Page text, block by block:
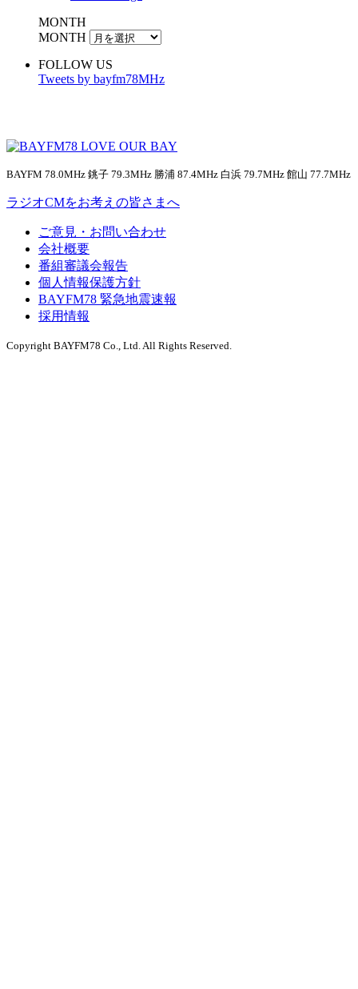
MONTH
MONTH
FOLLOW US
Tweets by bayfm78MHz
BAYFM 78.0MHz 銚子 79.3MHz 勝浦 87.4MHz 白浜 79.7MHz 館山 77.7MHz
ラジオCMをお考えの皆さまへ
ご意見・お問い合わせ
会社概要
番組審議会報告
個人情報保護方針
BAYFM78 緊急地震速報
採用情報
Copyright BAYFM78 Co., Ltd. All Rights Reserved.